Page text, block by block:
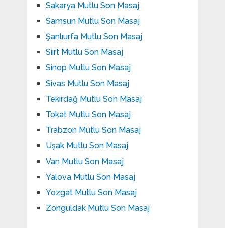
Sakarya Mutlu Son Masaj
Samsun Mutlu Son Masaj
Şanlıurfa Mutlu Son Masaj
Siirt Mutlu Son Masaj
Sinop Mutlu Son Masaj
Sivas Mutlu Son Masaj
Tekirdağ Mutlu Son Masaj
Tokat Mutlu Son Masaj
Trabzon Mutlu Son Masaj
Uşak Mutlu Son Masaj
Van Mutlu Son Masaj
Yalova Mutlu Son Masaj
Yozgat Mutlu Son Masaj
Zonguldak Mutlu Son Masaj